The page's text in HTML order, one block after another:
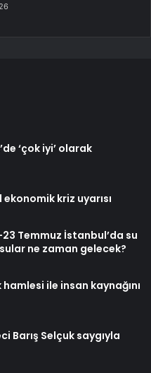
‘çok iyi’ olarak
kriz uyarısı
Temmuz İstanbul’da su
ne zaman gelecek?
ile insan kaynağını
Barış Selçuk saygıyla